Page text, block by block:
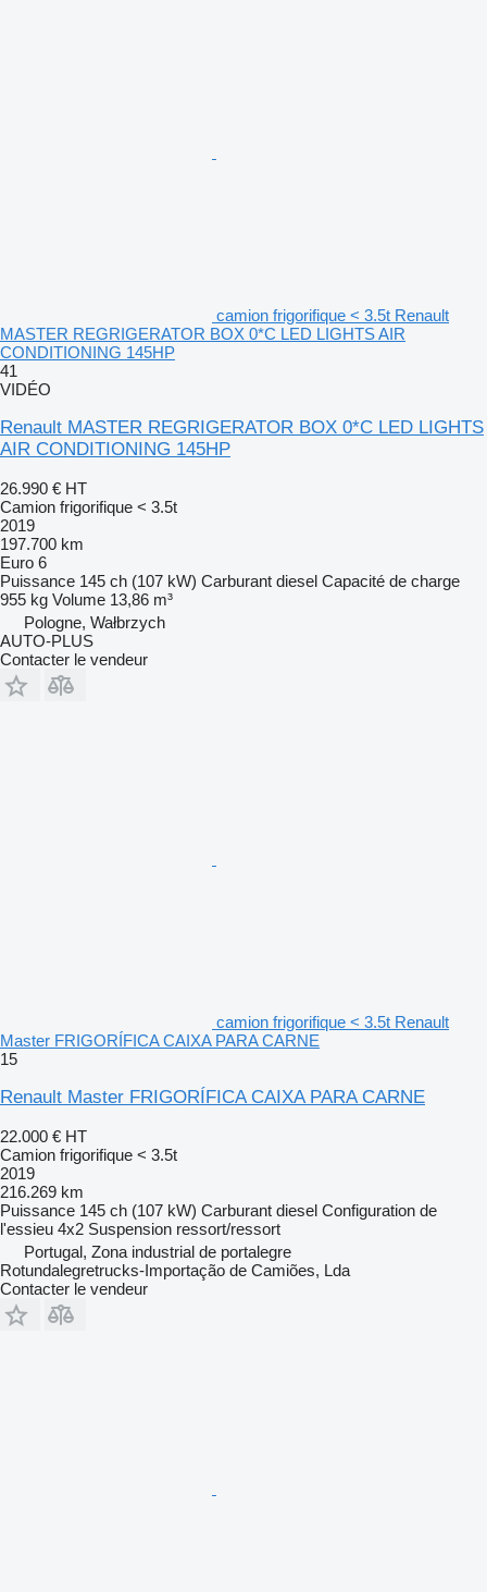
camion frigorifique < 3.5t Renault
MASTER REGRIGERATOR BOX 0*C LED LIGHTS AIR
CONDITIONING 145HP
41
VIDÉO
Renault MASTER REGRIGERATOR BOX 0*C LED LIGHTS
AIR CONDITIONING 145HP
26.990 € HT
Camion frigorifique < 3.5t
2019
197.700 km
Euro 6
Puissance 145 ch (107 kW) Carburant diesel Capacité de charge
955 kg Volume 13,86 m³
Pologne, Wałbrzych
AUTO-PLUS
Contacter le vendeur
camion frigorifique < 3.5t Renault
Master FRIGORÍFICA CAIXA PARA CARNE
15
Renault Master FRIGORÍFICA CAIXA PARA CARNE
22.000 € HT
Camion frigorifique < 3.5t
2019
216.269 km
Puissance 145 ch (107 kW) Carburant diesel Configuration de
l'essieu 4x2 Suspension ressort/ressort
Portugal, Zona industrial de portalegre
Rotundalegretrucks-Importação de Camiões, Lda
Contacter le vendeur